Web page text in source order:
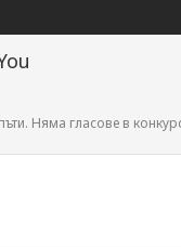
Няма гласове в